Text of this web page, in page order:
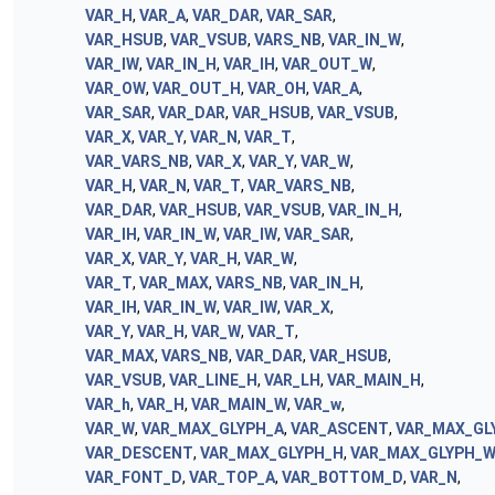
VAR_H, VAR_A, VAR_DAR, VAR_SAR,
VAR_HSUB, VAR_VSUB, VARS_NB, VAR_IN_W,
VAR_IW, VAR_IN_H, VAR_IH, VAR_OUT_W,
VAR_OW, VAR_OUT_H, VAR_OH, VAR_A,
VAR_SAR, VAR_DAR, VAR_HSUB, VAR_VSUB,
VAR_X, VAR_Y, VAR_N, VAR_T,
VAR_VARS_NB, VAR_X, VAR_Y, VAR_W,
VAR_H, VAR_N, VAR_T, VAR_VARS_NB,
VAR_DAR, VAR_HSUB, VAR_VSUB, VAR_IN_H,
VAR_IH, VAR_IN_W, VAR_IW, VAR_SAR,
VAR_X, VAR_Y, VAR_H, VAR_W,
VAR_T, VAR_MAX, VARS_NB, VAR_IN_H,
VAR_IH, VAR_IN_W, VAR_IW, VAR_X,
VAR_Y, VAR_H, VAR_W, VAR_T,
VAR_MAX, VARS_NB, VAR_DAR, VAR_HSUB,
VAR_VSUB, VAR_LINE_H, VAR_LH, VAR_MAIN_H,
VAR_h, VAR_H, VAR_MAIN_W, VAR_w,
VAR_W, VAR_MAX_GLYPH_A, VAR_ASCENT,
VAR_DESCENT, VAR_MAX_GLYPH_H, VAR_MAX_GLYPH_W
VAR_FONT_D, VAR_TOP_A, VAR_BOTTOM_D, VAR_N,